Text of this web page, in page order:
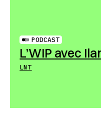
PODCAST
L’WIP avec
LNT